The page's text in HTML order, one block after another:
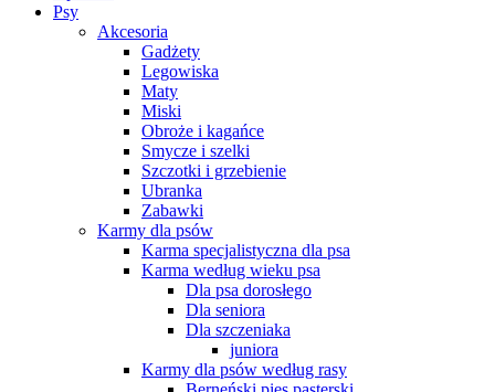
Psy
Akcesoria
Gadżety
Legowiska
Maty
Miski
Obroże i kagańce
Smycze i szelki
Szczotki i grzebienie
Ubranka
Zabawki
Karmy dla psów
Karma specjalistyczna dla psa
Karma według wieku psa
Dla psa dorosłego
Dla seniora
Dla szczeniaka
juniora
Karmy dla psów według rasy